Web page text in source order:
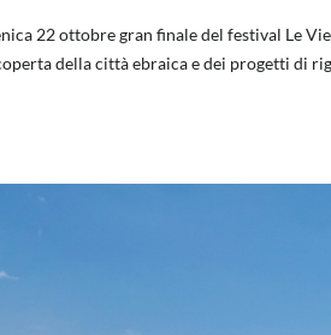
22 ottobre gran finale del festival Le
della città ebraica e dei progetti di